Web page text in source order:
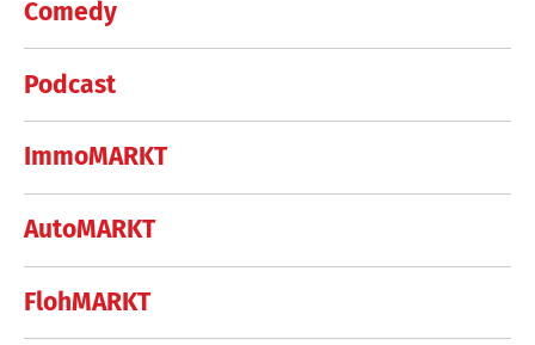
Comedy
Podcast
ImmoMARKT
AutoMARKT
FlohMARKT